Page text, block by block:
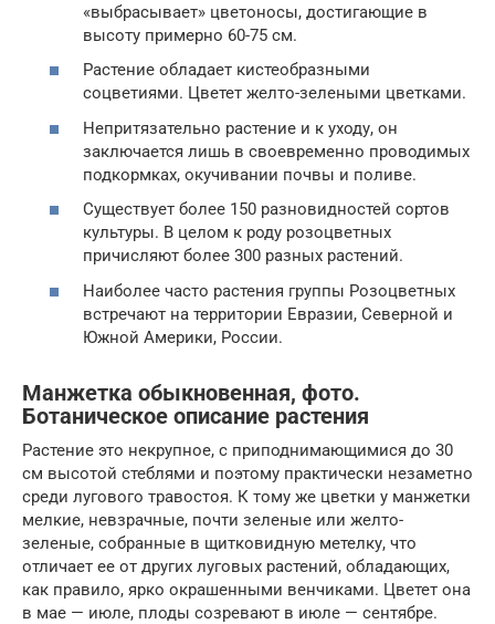
«выбрасывает» цветоносы, достигающие в
высоту примерно 60-75 см.
Растение обладает кистеобразными
соцветиями. Цветет желто-зелеными цветками.
Непритязательно растение и к уходу, он
заключается лишь в своевременно проводимых
подкормках, окучивании почвы и поливе.
Существует более 150 разновидностей сортов
культуры. В целом к роду розоцветных
причисляют более 300 разных растений.
Наиболее часто растения группы Розоцветных
встречают на территории Евразии, Северной и
Южной Америки, России.
Манжетка обыкновенная, фото.
Ботаническое описание растения
Растение это некрупное, с приподнимающимися до 30
см вы­сотой стеблями и поэтому практически незаметно
среди лугово­го травостоя. К тому же цветки у манжетки
мелкие, невзрачные, почти зеленые или желто-
зеленые, собранные в щитковидную метелку, что
отличает ее от других луговых растений, обладаю­щих,
как правило, ярко окрашенными венчиками. Цветет она
в мае — июле, плоды созревают в июле — сентябре.